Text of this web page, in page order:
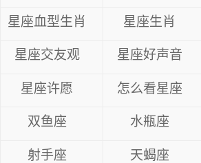
星座血型生肖 星座生肖
星座交友观 星座好声音
星座许愿 怎么看星座
双鱼座 水瓶座
射手座 天蝎座